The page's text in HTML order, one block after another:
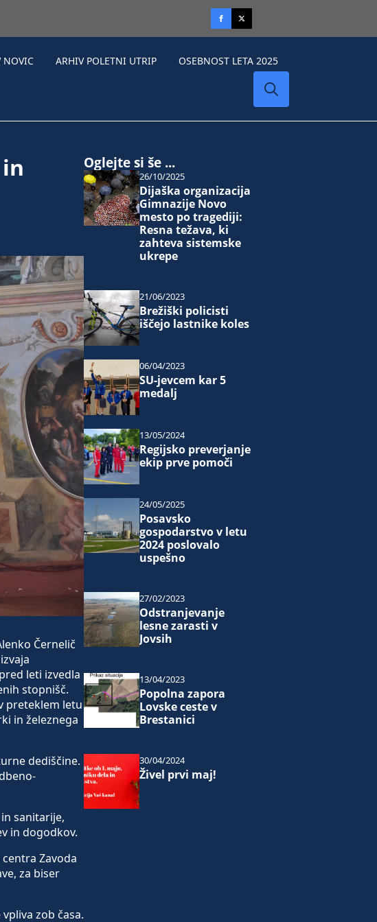
NOVIC ARHIV POLETNI UTRIP OSEBNOST LETA 2025
Černelič
leti izvedla
stopnišč.
preteklem letu
in železnega
dediščine.
sanitarije,
in dogodkov.
Zavoda
za biser
zob časa.
Oglejte si še ...
Dijaška organizacija
Gimnazije Novo
mesto po tragediji:
Resna težava, ki
zahteva sistemske
ukrepe
26/10/2025
Brežiški policisti
iščejo lastnike koles
21/06/2023
SU-jevcem kar 5
medalj
06/04/2023
Regijsko preverjanje
ekip prve pomoči
13/05/2024
Posavsko
gospodarstvo v letu
2024 poslovalo
uspešno
24/05/2025
Odstranjevanje
lesne zarasti v
Jovsih
27/02/2023
Popolna zapora
Lovske ceste v
Brestanici
13/04/2023
Živel prvi maj!
30/04/2024